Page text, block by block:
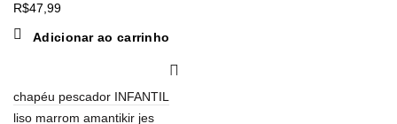
R$47,99
Adicionar ao carrinho
chapéu pescador INFANTIL
liso marrom amantikir jes